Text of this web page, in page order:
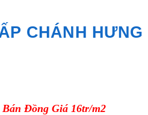
CHÁNH
Bán Đồng Giá 16tr/m2